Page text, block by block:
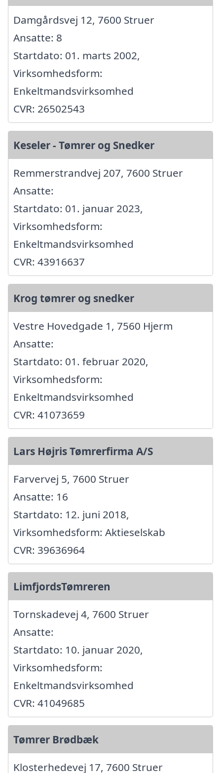
Damgårdsvej 12, 7600 Struer
Ansatte: 8
Startdato: 01. marts 2002,
Virksomhedsform:
Enkeltmandsvirksomhed
CVR: 26502543
Keseler - Tømrer og Snedker
Remmerstrandvej 207, 7600 Struer
Ansatte:
Startdato: 01. januar 2023,
Virksomhedsform:
Enkeltmandsvirksomhed
CVR: 43916637
Krog tømrer og snedker
Vestre Hovedgade 1, 7560 Hjerm
Ansatte:
Startdato: 01. februar 2020,
Virksomhedsform:
Enkeltmandsvirksomhed
CVR: 41073659
Lars Højris Tømrerfirma A/S
Farvervej 5, 7600 Struer
Ansatte: 16
Startdato: 12. juni 2018,
Virksomhedsform: Aktieselskab
CVR: 39636964
LimfjordsTømreren
Tornskadevej 4, 7600 Struer
Ansatte:
Startdato: 10. januar 2020,
Virksomhedsform:
Enkeltmandsvirksomhed
CVR: 41049685
Tømrer Brødbæk
Klosterhedevej 17, 7600 Struer